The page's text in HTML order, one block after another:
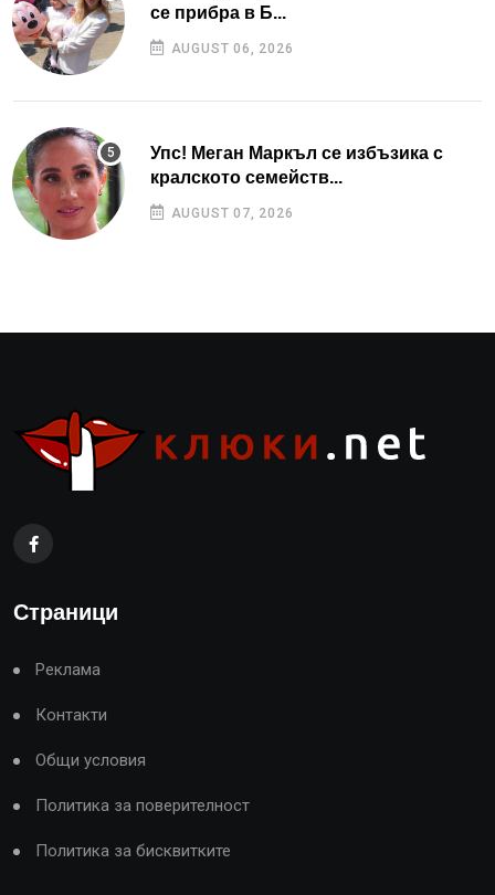
се прибра в Б...
AUGUST 06, 2026
Упс! Меган Маркъл се избъзика с
кралското семейств...
AUGUST 07, 2026
Страници
Реклама
Контакти
Общи условия
Политика за поверителност
Политика за бисквитките